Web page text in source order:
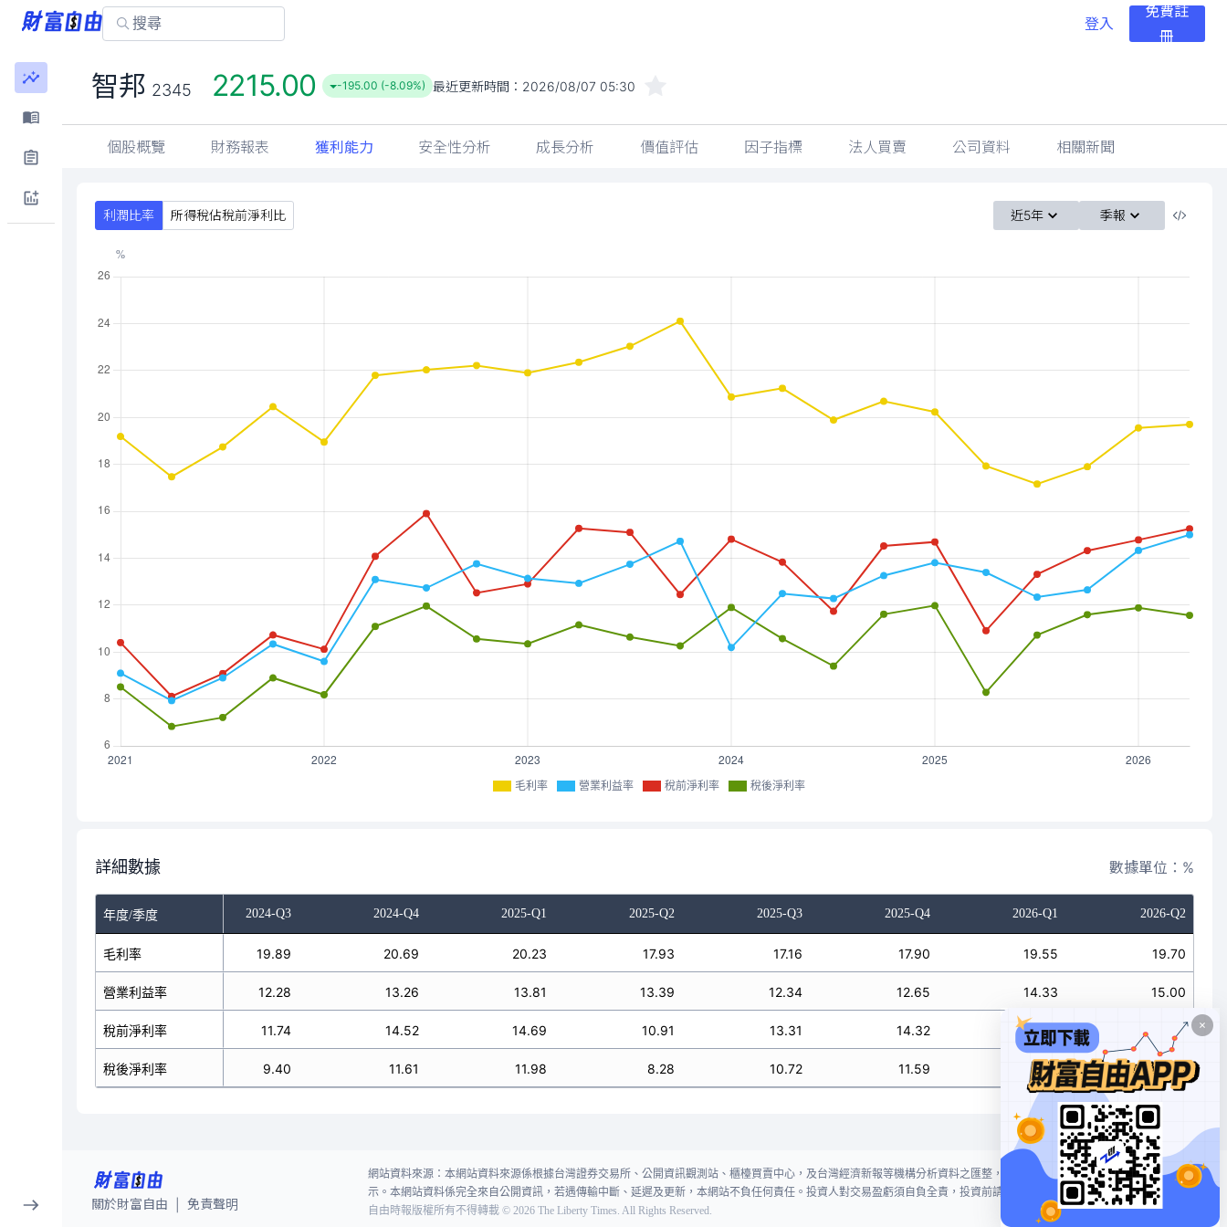
登入
免費註
冊
智邦 2345 2215.00 -195.00 (-8.09%) 最近更新時間： 2026/08/07 05:30
個股概覽 財務報表 獲利能力 安全性分析 成長分析 價值評估 因子指標 法人買賣 公司資料 相關新聞
利潤比率 所得稅佔稅前淨利比 近5年 季報
毛利率 營業利益率 稅前淨利率 稅後淨利率
詳細數據 數據單位：%
年度/季度
2024-Q2 2024-Q3 2024-Q4 2025-Q1 2025-Q2 2025-Q3 2025-Q4 2026-Q1 2026-Q2
毛利率
營業利益率
稅前淨利率
稅後淨利率
21.24 19.89 20.69 20.23 17.93 17.16 17.90 19.55 19.70
12.49 12.28 13.26 13.81 13.39 12.34 12.65 14.33 15.00
13.83 11.74 14.52 14.69 10.91 13.31 14.32 14.78 15.25
10.57 9.40 11.61 11.98 8.28 10.72 11.59 11.88 11.56
關於財富自由 免責聲明
網站資料來源：本網站資料來源係根據台灣證券交易所、公開資訊觀測站、櫃檯買賣中心，及台灣經濟新報等機構分析資料之匯整，本網站對投資人買賣不作任何建議或暗
示。本網站資料係完全來自公開資訊，若遇傳輸中斷、延遲及更新，本網站不負任何責任。投資人對交易盈虧須自負全責，投資前請謹慎評估風險。
自由時報版權所有不得轉載 © 2026 The Liberty Times. All Rights Reserved.